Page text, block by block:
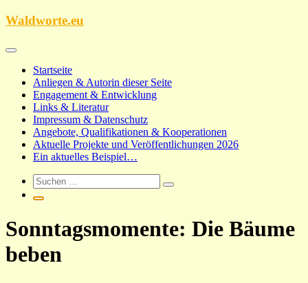
Zum
Waldworte.eu
Startseite
Anliegen & Autorin dieser Seite
Engagement & Entwicklung
Links & Literatur
Impressum & Datenschutz
Angebote, Qualifikationen & Kooperationen
Aktuelle Projekte und Veröffentlichungen 2026
Ein aktuelles Beispiel…
Sonntagsmomente: Die Bäume
beben